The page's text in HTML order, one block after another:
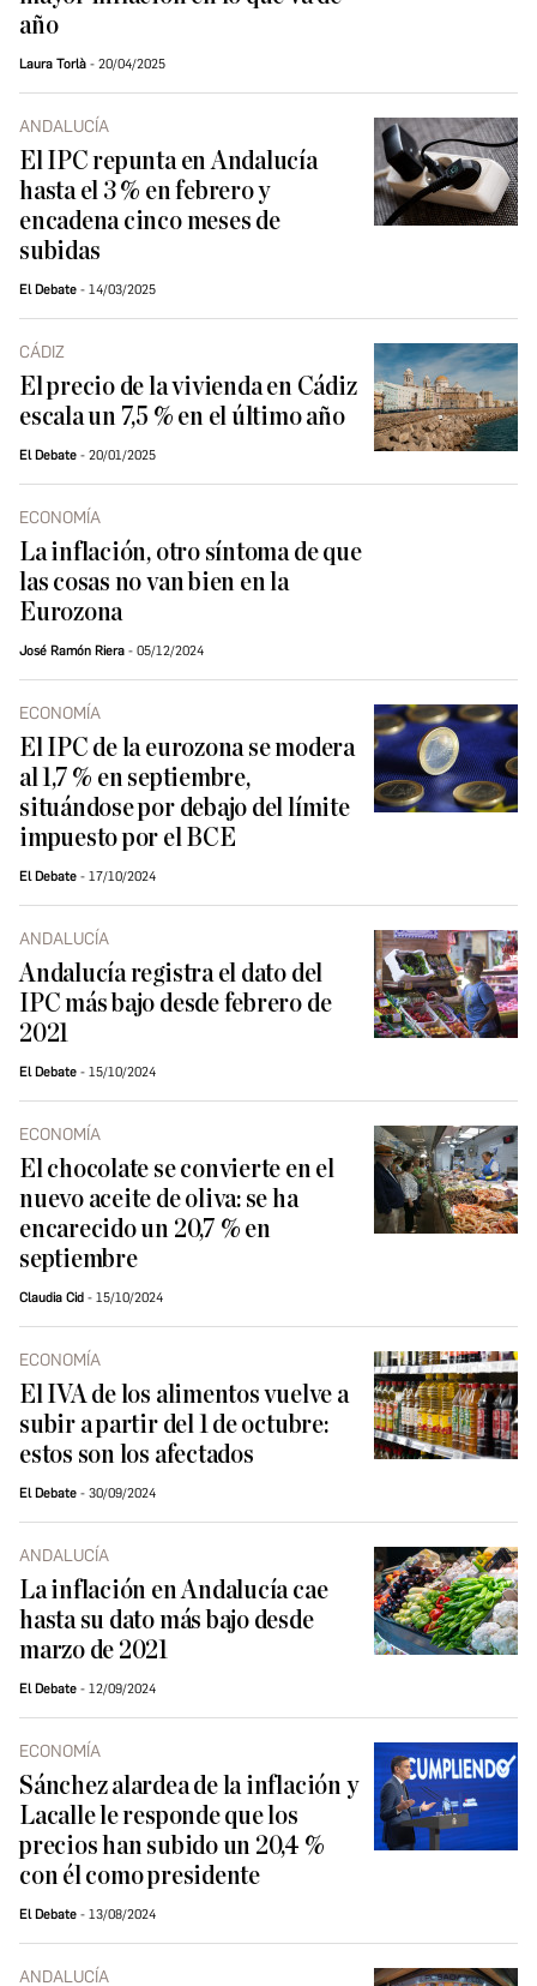
año
Laura Torlà 20/04/2025
ANDALUCÍA
El IPC repunta en Andalucía
hasta el 3 % en febrero y
encadena cinco meses de
subidas
El Debate 14/03/2025
CÁDIZ
El precio de la vivienda en Cádiz
escala un 7,5 % en el último año
El Debate 20/01/2025
ECONOMÍA
La inflación, otro síntoma de que
las cosas no van bien en la
Eurozona
José Ramón Riera 05/12/2024
ECONOMÍA
El IPC de la eurozona se modera
al 1,7 % en septiembre,
situándose por debajo del límite
impuesto por el BCE
El Debate 17/10/2024
ANDALUCÍA
Andalucía registra el dato del
IPC más bajo desde febrero de
2021
El Debate 15/10/2024
ECONOMÍA
El chocolate se convierte en el
nuevo aceite de oliva: se ha
encarecido un 20,7 % en
septiembre
Claudia Cid 15/10/2024
ECONOMÍA
El IVA de los alimentos vuelve a
subir a partir del 1 de octubre:
estos son los afectados
El Debate 30/09/2024
ANDALUCÍA
La inflación en Andalucía cae
hasta su dato más bajo desde
marzo de 2021
El Debate 12/09/2024
ECONOMÍA
Sánchez alardea de la inflación y
Lacalle le responde que los
precios han subido un 20,4 %
con él como presidente
El Debate 13/08/2024
ANDALUCÍA